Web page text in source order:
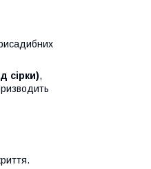
сірки),